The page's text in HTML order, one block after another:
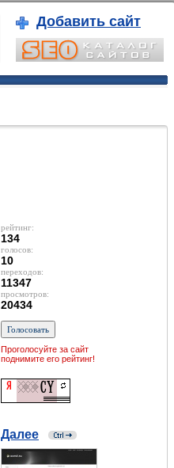
Добавить сайт
рейтинг:
134
голосов:
10
переходов:
11347
просмотров:
20434
Проголосуйте за сайт
поднимите его рейтинг!
Далее